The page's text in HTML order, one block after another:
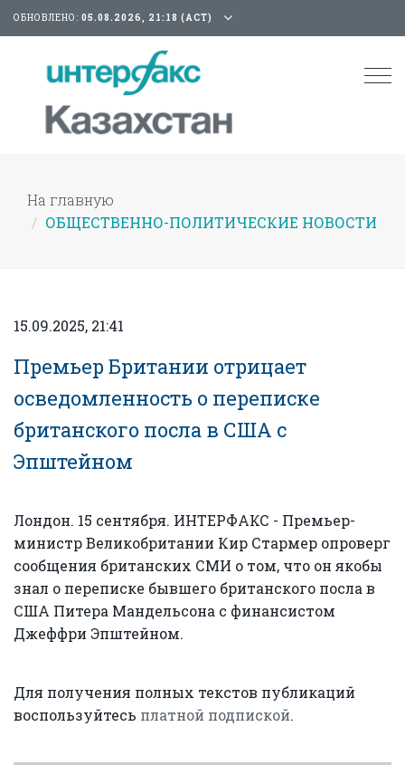
ОБНОВЛЕНО: 05.08.2026, 21:18 (АСТ)
На главную
ОБЩЕСТВЕННО-ПОЛИТИЧЕСКИЕ НОВОСТИ
15.09.2025, 21:41
Премьер Британии отрицает
осведомленность о переписке
британского посла в США с
Эпштейном
Лондон. 15 сентября. ИНТЕРФАКС - Премьер-
министр Великобритании Кир Стармер опроверг
сообщения британских СМИ о том, что он якобы
знал о переписке бывшего британского посла в
США Питера Мандельсона с финансистом
Джеффри Эпштейном.
Для получения полных текстов публикаций
воспользуйтесь платной подпиской.